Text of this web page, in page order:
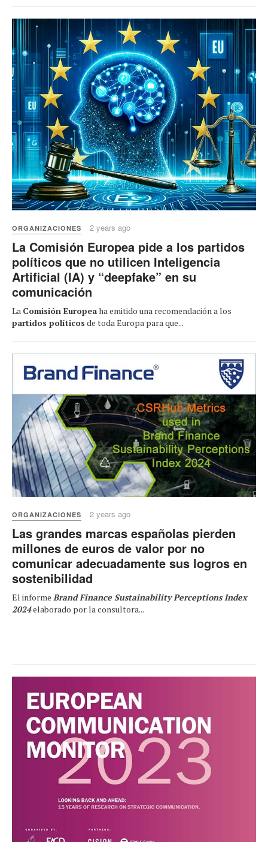
ORGANIZACIONES 2 years ago
La Comisión Europea pide a los partidos
políticos que no utilicen Inteligencia
Artificial (IA) y “deepfake” en su
comunicación
La Comisión Europeaha emitido una recomendación a los
partidos políticos de toda Europa para que...
ORGANIZACIONES 2 years ago
Las grandes marcas españolas pierden
millones de euros de valor por no
comunicar adecuadamente sus logros en
sostenibilidad
El informe Brand Finance Sustainability Perceptions Index
2024elaborado por la consultora...